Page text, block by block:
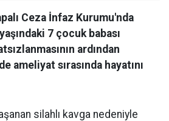
Ceza İnfaz Kurumu'nda
7 çocuk babası
ardından
ameliyat sırasında hayatını
silahlı kavga nedeniyle